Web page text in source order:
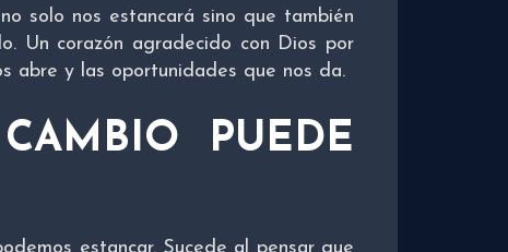
solo nos estancará sino que también
Un corazón agradecido con Dios por
abre y las oportunidades que nos da.
PUEDE